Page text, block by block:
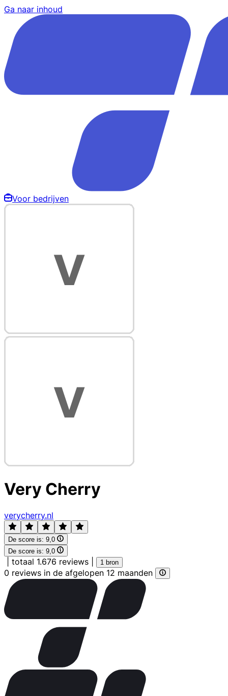
Ga naar inhoud
Voor bedrijven
Very Cherry
verycherry.nl
De score is: 9,0
De score is: 9,0
totaal 1.676 reviews 1 bron
0 reviews in de afgelopen 12 maanden